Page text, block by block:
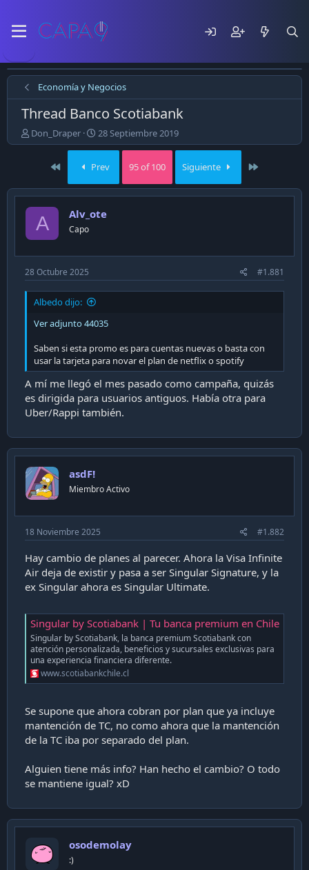
Economía y Negocios
Thread Banco Scotiabank
E
m
ó
e
e
m
a
Don_Draper
F
e
h
a
d
p
l
c
a
i
ó
28 Septiembre 2019
Prev 95 of 100 Siguiente
A Alv_ote
Capo
28 Octubre 2025 #1.881
Albedo dijo:
Ver adjunto 44035
Saben si esta promo es para cuentas nuevas o basta con
usar la tarjeta para novar el plan de netflix o spotify
A mí me llegó el mes pasado como campaña, quizás
es dirigida para usuarios antiguos. Había otra para
Uber/Rappi también.
asdF!
Miembro Activo
18 Noviembre 2025 #1.882
Hay cambio de planes al parecer. Ahora la Visa Infinite
Air deja de existir y pasa a ser Singular Signature, y la
ex Singular ahora es Singular Ultimate.
Singular by Scotiabank | Tu banca premium en Chile
Singular by Scotiabank, la banca premium Scotiabank con
atención personalizada, beneficios y sucursales exclusivas para
una experiencia financiera diferente.
www.scotiabankchile.cl
Se supone que ahora cobran por plan que ya incluye
mantención de TC, no como ahora que la mantención
de la TC iba por separado del plan.
Alguien tiene más info? Han hecho el cambio? O todo
se mantiene igual? xD
osodemolay
:)